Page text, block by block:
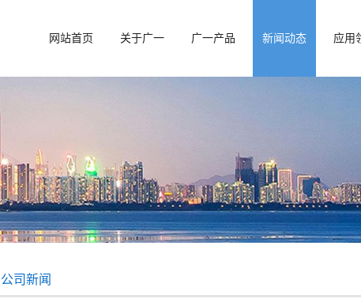
网站首页 关于广一 广一产品 新闻动态 应用
公司新闻